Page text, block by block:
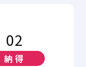
02
納得